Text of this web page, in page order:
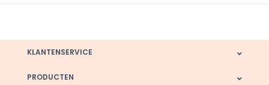
KLANTENSERVICE
PRODUCTEN